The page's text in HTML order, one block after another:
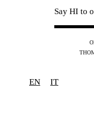
Say HI to
EN IT